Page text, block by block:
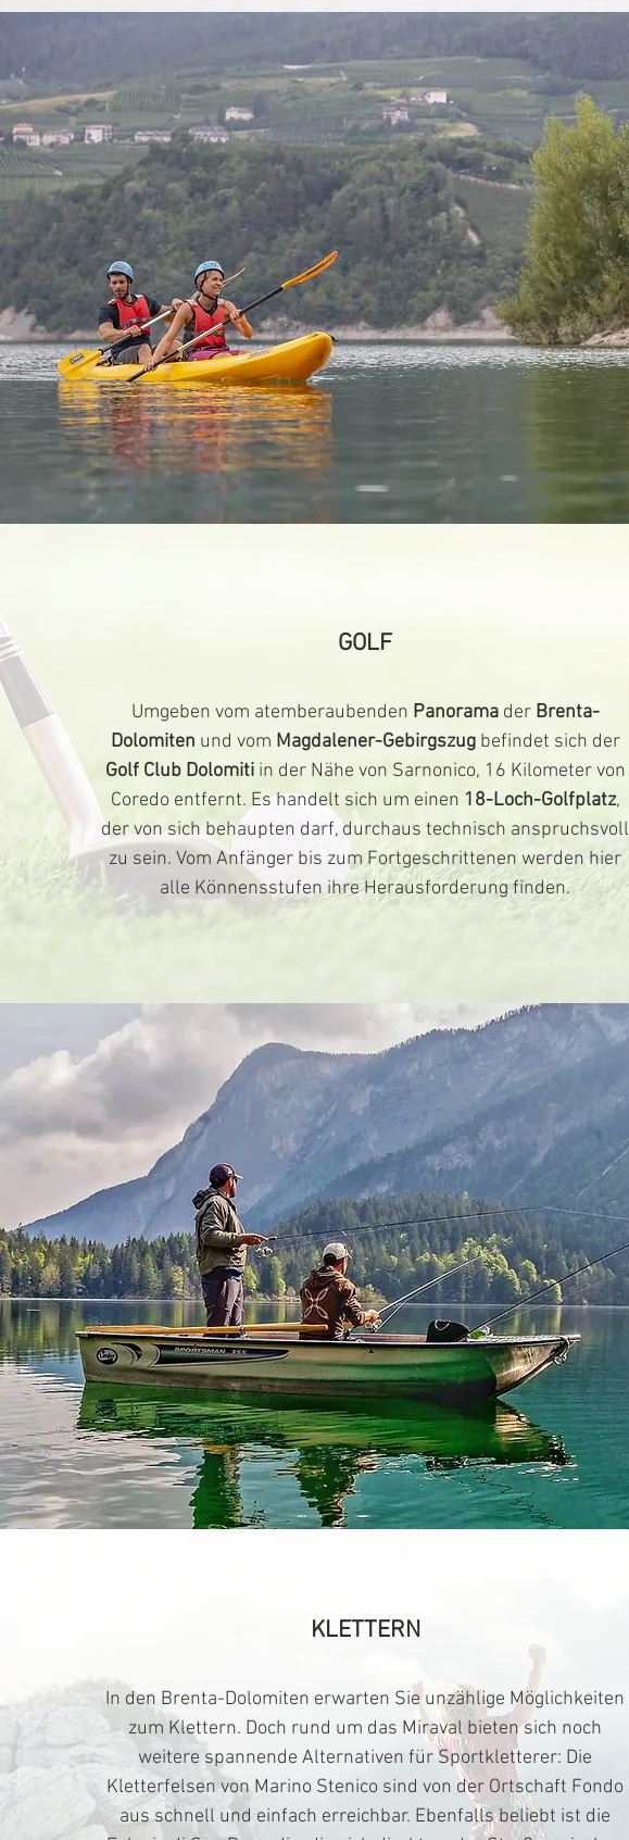
GOLF
Umgeben vom atemberaubenden Panorama der Brenta-
Dolomiten und vom Magdalener-Gebirgszugbefindet sich der
Golf Club Dolomitiin der Nähe von Sarnonico, 16 Kilometer von
Coredo entfernt. Es handelt sich um einen 18-Loch-Golfplatz,
der von sich behaupten darf, durchaus technisch anspruchsvoll
zu sein. Vom Anfänger bis zum Fortgeschrittenen werden hier
alle Könnensstufen ihre Herausforderung finden.
KLETTERN
In den Brenta-Dolomiten erwarten Sie unzählige Möglichkeiten
zum Klettern. Doch rund um das Miraval bieten sich noch
weitere spannende Alternativen für Sportkletterer: Die
Kletterfelsen von Marino Stenico sind von der Ortschaft Fondo
aus schnell und einfach erreichbar. Ebenfalls beliebt ist die